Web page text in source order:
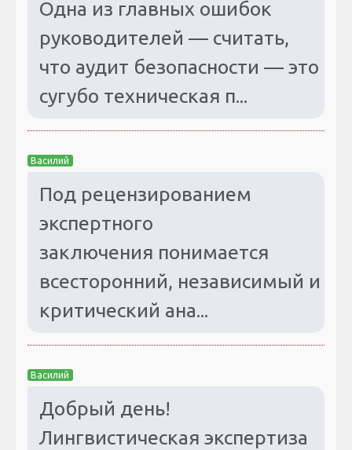
Одна из главных ошибок
руководителей — считать,
что аудит безопасности — это
сугубо техническая п...
Василий
Под рецензированием
экспертного
заключения понимается
всесторонний, независимый и
критический ана...
Василий
Добрый день!
Лингвистическая экспертиза